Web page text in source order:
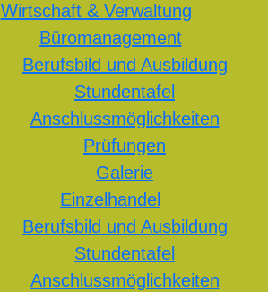
Wirtschaft & Verwaltung
Büromanagement
Berufsbild und Ausbildung
Stundentafel
Anschlussmöglichkeiten
Prüfungen
Galerie
Einzelhandel
Berufsbild und Ausbildung
Stundentafel
Anschlussmöglichkeiten